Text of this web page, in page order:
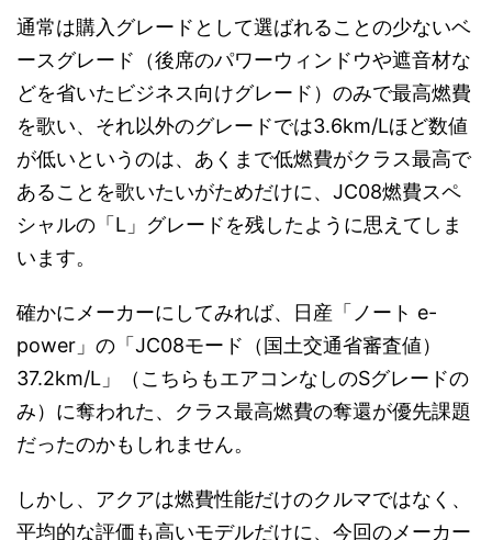
通常は購入グレードとして選ばれることの少ないベ
ースグレード（後席のパワーウィンドウや遮音材な
どを省いたビジネス向けグレード）のみで最高燃費
を歌い、それ以外のグレードでは3.6km/Lほど数値
が低いというのは、あくまで低燃費がクラス最高で
あることを歌いたいがためだけに、JC08燃費スペ
シャルの「L」グレードを残したように思えてしま
います。
確かにメーカーにしてみれば、日産「ノート e-
power」の「JC08モード（国土交通省審査値）
37.2km/L」（こちらもエアコンなしのSグレードの
み）に奪われた、クラス最高燃費の奪還が優先課題
だったのかもしれません。
しかし、アクアは燃費性能だけのクルマではなく、
平均的な評価も高いモデルだけに、今回のメーカー